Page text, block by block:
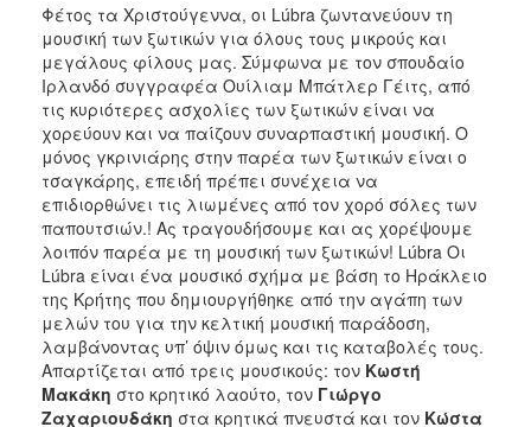
Φέτος τα Χριστούγεννα, οι Lúbra ζωντανεύουν τη
μουσική των ξωτικών για όλους τους μικρούς και
μεγάλους φίλους μας. Σύμφωνα με τον σπουδαίο
Ιρλανδό συγγραφέα Ουίλιαμ Μπάτλερ Γέιτς, από
τις κυριότερες ασχολίες των ξωτικών είναι να
χορεύουν και να παίζουν συναρπαστική μουσική. Ο
μόνος γκρινιάρης στην παρέα των ξωτικών είναι ο
τσαγκάρης, επειδή πρέπει συνέχεια να
επιδιορθώνει τις λιωμένες από τον χορό σόλες των
παπουτσιών.! Ας τραγουδήσουμε και ας χορέψουμε
λοιπόν παρέα με τη μουσική των ξωτικών! Lúbra Οι
Lúbra είναι ένα μουσικό σχήμα με βάση το Ηράκλειο
της Κρήτης που δημιουργήθηκε από την αγάπη των
μελών του για την κελτική μουσική παράδοση,
λαμβάνοντας υπ’ όψιν όμως και τις καταβολές τους.
Απαρτίζεται από τρεις μουσικούς: τον Κωστή
Μακάκη στο κρητικό λαούτο, τον Γιώργο
Ζαχαριουδάκη στα κρητικά πνευστά και τον Κώστα